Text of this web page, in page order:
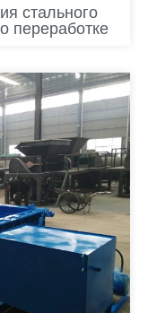
стального
переработке